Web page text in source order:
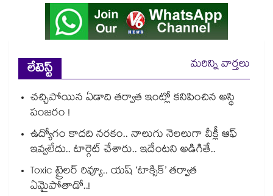
లేటెస్ట్
మరిన్ని వార్తలు
చచ్చిపోయిన ఏడాది తర్వాత ఇంట్లో కనిపించిన అస్థి
పంజరం !
ఉద్యోగం కాదది నరకం.. నాలుగు నెలలుగా వీక్లీ ఆఫ్
ఇవ్వలేదు.. టార్గెట్ చేశారు.. ఇదేంటని అడిగితే..
Toxic ట్రైలర్ రివ్యూ.. యష్ ‘టాక్సిక్’ తర్వాత
ఏమైపోతాడో..!